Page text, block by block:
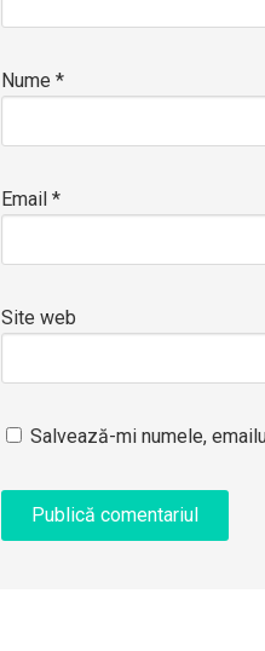
Nume *
Email *
Site web
Salvează-mi numele,